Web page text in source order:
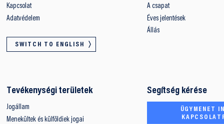
Kapcsolat
Adatvédelem
SWITCH TO ENGLISH
A csapat
Éves jelentések
Állás
Tevékenységi területek
Jogállam
Menekültek és külföldiek jogai
Segítség kérése
ÜGYMENET